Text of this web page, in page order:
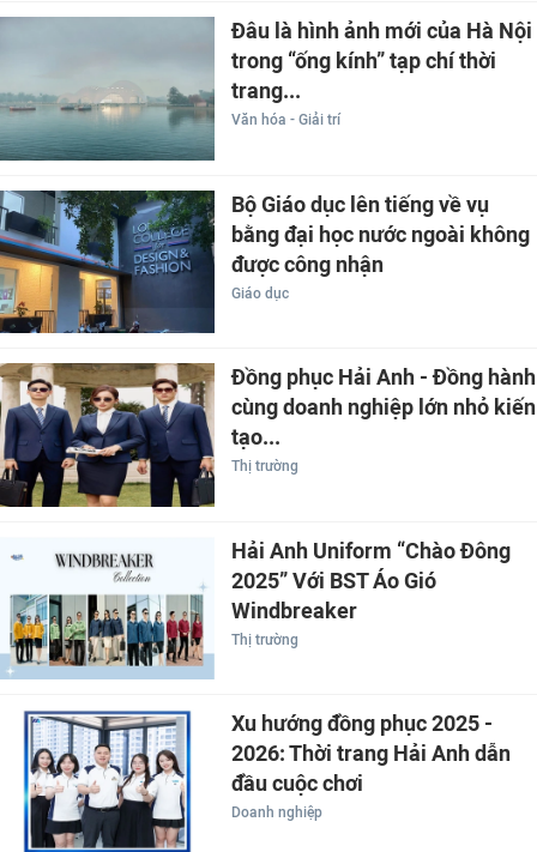
Đâu là hình ảnh mới của Hà Nội
trong “ống kính” tạp chí thời
trang...
Văn hóa - Giải trí
Bộ Giáo dục lên tiếng về vụ
bằng đại học nước ngoài không
được công nhận
Giáo dục
Đồng phục Hải Anh - Đồng hành
cùng doanh nghiệp lớn nhỏ kiến
tạo...
Thị trường
Hải Anh Uniform “Chào Đông
2025” Với BST Áo Gió
Windbreaker
Thị trường
Xu hướng đồng phục 2025 -
2026: Thời trang Hải Anh dẫn
đầu cuộc chơi
Doanh nghiệp